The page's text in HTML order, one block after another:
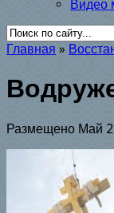
Видео
Главная »
Размещено Май